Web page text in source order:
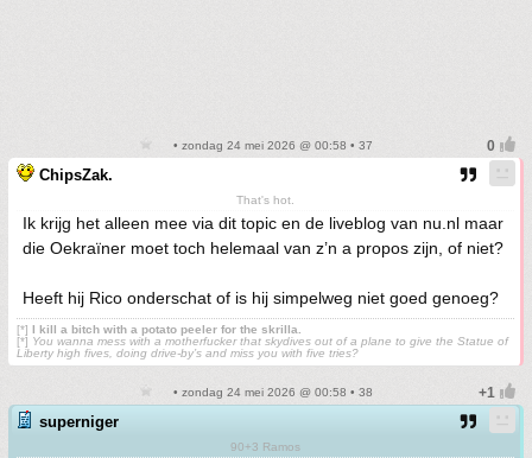
• zondag 24 mei 2026 @ 00:58 • 37
ChipsZak.
That's hot.
Ik krijg het alleen mee via dit topic en de liveblog van nu.nl maar
die Oekraïner moet toch helemaal van z’n a propos zijn, of niet?
Heeft hij Rico onderschat of is hij simpelweg niet goed genoeg?
[*] I kill a bitch with a potato peeler for the skrilla.
[*] You wanna mess with a motherfucker that skydives out of a plane to give the Statue of
Liberty high fives, doing drive-by’s and miss you with five tries?
• zondag 24 mei 2026 @ 00:58 • 38
superniger
90+3 Ramos